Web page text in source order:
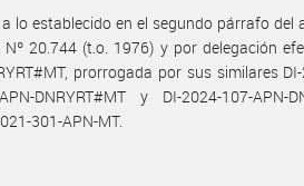
lo establecido en el segundo párrafo del
20.744 (t.o. 1976) y por delegación
prorrogada por sus similares
DNRYRT#MT y DI-2024-107-APN-
301-APN-MT.